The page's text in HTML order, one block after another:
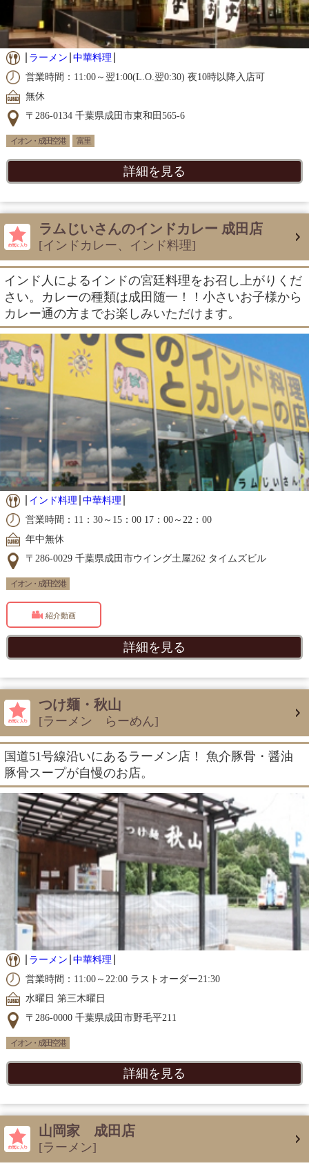
ラーメン 中華料理
営業時間：11:00～翌1:00(L.O.翌0:30) 夜10時以降入店可
無休
〒286-0134 千葉県成田市東和田565-6
イオン・成田空港 富里
詳細を見る
ラムじいさんのインドカレー 成田店
[インドカレー、インド料理]
インド人によるインドの宮廷料理をお召し上がりくだ
さい。カレーの種類は成田随一！！小さいお子様から
カレー通の方までお楽しみいただけます。
インド料理 中華料理
営業時間：11：30～15：00 17：00～22：00
年中無休
〒286-0029 千葉県成田市ウイング土屋262 タイムズビル
イオン・成田空港
紹介動画
詳細を見る
つけ麺・秋山
[ラーメン らーめん]
国道51号線沿いにあるラーメン店！ 魚介豚骨・醤油
豚骨スープが自慢のお店。
ラーメン 中華料理
営業時間：11:00～22:00 ラストオーダー21:30
水曜日 第三木曜日
〒286-0000 千葉県成田市野毛平211
イオン・成田空港
詳細を見る
山岡家 成田店
[ラーメン]